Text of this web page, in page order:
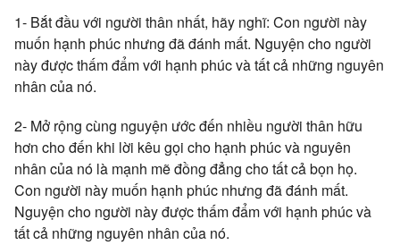
1- Bắt đầu với người thân nhất, hãy nghĩ: Con người này
muốn hạnh phúc nhưng đã đánh mất. Nguyện cho người
này được thấm đẩm với hạnh phúc và tất cả những nguyên
nhân của nó.
2- Mở rộng cùng nguyện ước đến nhiều người thân hữu
hơn cho đến khi lời kêu gọi cho hạnh phúc và nguyên
nhân của nó là mạnh mẽ đồng đẳng cho tất cả bọn họ.
Con người này muốn hạnh phúc nhưng đã đánh mất.
Nguyện cho người này được thấm đẩm với hạnh phúc và
tất cả những nguyên nhân của nó.